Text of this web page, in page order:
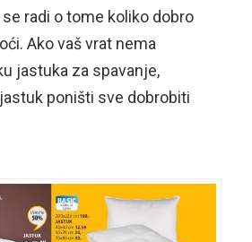
radi o tome koliko dobro
Ako vaš vrat nema
jastuka za spavanje,
poništi sve dobrobiti